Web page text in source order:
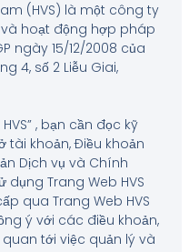
(HVS) là một công ty
hoạt động hợp pháp
ngày 15/12/2008 của
4, số 2 Liễu Giai,
, bạn cần đọc kỹ
khoản, Điều khoản
Dịch vụ và Chính
dụng Trang Web HVS
qua Trang Web HVS
ý với các điều khoản,
tới việc quản lý và